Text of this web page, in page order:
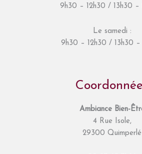
9h30 – 12h30 / 13h30 –
Le samedi :
9h30 – 12h30 / 13h30 –
Ambiance Bien-
4 Rue Isole,
29300 Quimperlé